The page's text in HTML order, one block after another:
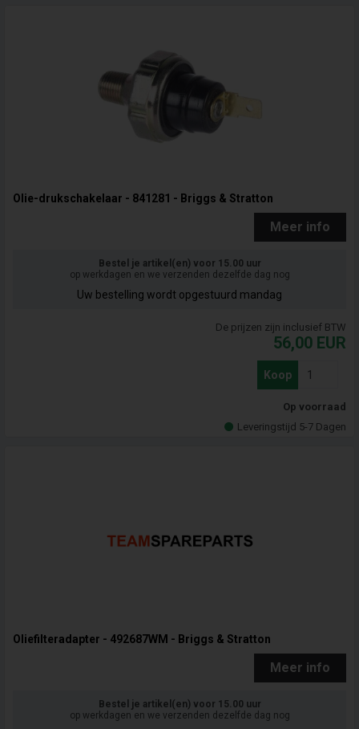
Olie-drukschakelaar - 841281 - Briggs & Stratton
Meer info
Bestel je artikel(en) voor 15.00 uur
op werkdagen en we verzenden dezelfde dag nog
Uw bestelling wordt opgestuurd mandag
De prijzen zijn inclusief BTW
56,00 EUR
Koop
Op voorraad
Leveringstijd 5-7 Dagen
Oliefilteradapter - 492687WM - Briggs & Stratton
Meer info
Bestel je artikel(en) voor 15.00 uur
op werkdagen en we verzenden dezelfde dag nog